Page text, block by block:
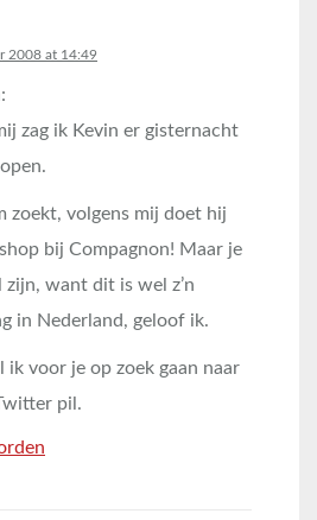
2008 at 14:49
zag ik Kevin er gisternacht
zoekt, volgens mij doet hij
bij Compagnon! Maar je
zijn, want dit is wel z’n
in Nederland, geloof ik.
ik voor je op zoek gaan naar
pil.